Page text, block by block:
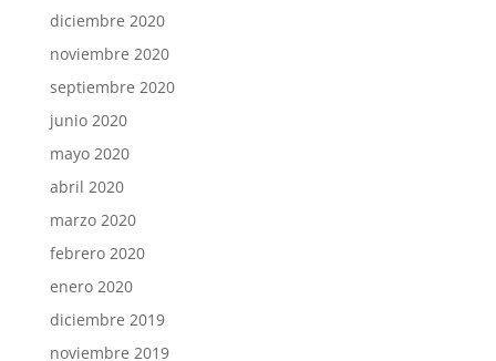
diciembre 2020
noviembre 2020
septiembre 2020
junio 2020
mayo 2020
abril 2020
marzo 2020
febrero 2020
enero 2020
diciembre 2019
noviembre 2019